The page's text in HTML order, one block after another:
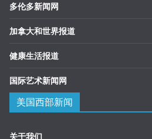
多伦多新闻网
加拿大和世界报道
健康生活报道
国际艺术新闻网
美国西部新闻
关于我们